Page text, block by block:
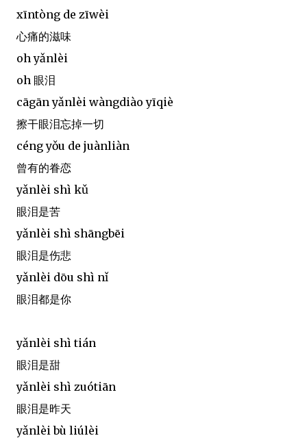
xīntòng de zīwèi
心痛的滋味
oh yǎnlèi
oh 眼泪
cāgān yǎnlèi wàngdiào yīqiè
擦干眼泪忘掉一切
céng yǒu de juànliàn
曾有的眷恋
yǎnlèi shì kǔ
眼泪是苦
yǎnlèi shì shāngbēi
眼泪是伤悲
yǎnlèi dōu shì nǐ
眼泪都是你
yǎnlèi shì tián
眼泪是甜
yǎnlèi shì zuótiān
眼泪是昨天
yǎnlèi bù liúlèi